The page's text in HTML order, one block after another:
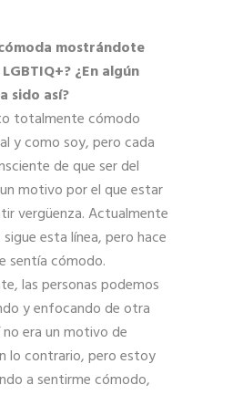
mostrándote
¿En algún
sido así?
totalmente cómodo
y como soy, pero cada
de que ser del
motivo por el que estar
vergüenza. Actualmente
esta línea, pero hace
sentía cómodo.
las personas podemos
y enfocando de otra
no era un motivo de
lo contrario, pero estoy
a sentirme cómodo,